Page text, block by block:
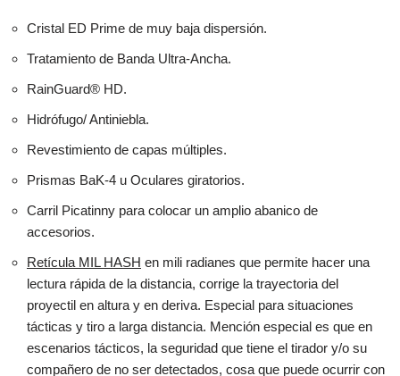
Cristal ED Prime de muy baja dispersión.
Tratamiento de Banda Ultra-Ancha.
RainGuard® HD.
Hidrófugo/ Antiniebla.
Revestimiento de capas múltiples.
Prismas BaK-4 u Oculares giratorios.
Carril Picatinny para colocar un amplio abanico de
accesorios.
Retícula MIL HASH en mili radianes que permite hacer una
lectura rápida de la distancia, corrige la trayectoria del
proyectil en altura y en deriva. Especial para situaciones
tácticas y tiro a larga distancia. Mención especial es que en
escenarios tácticos, la seguridad que tiene el tirador y/o su
compañero de no ser detectados, cosa que puede ocurrir con